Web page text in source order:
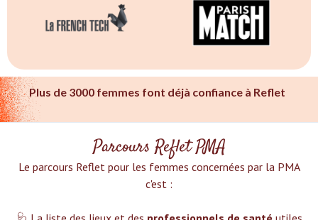
Plus de 3000 femmes font déjà confiance à Reflet
Parcours Reflet PMA
Le parcours Reflet pour les femmes concernées par la PMA
c'est :‍